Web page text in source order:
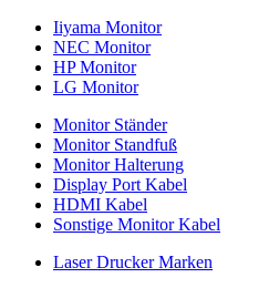
Iiyama Monitor
NEC Monitor
HP Monitor
LG Monitor
Monitor Ständer
Monitor Standfuß
Monitor Halterung
Display Port Kabel
HDMI Kabel
Sonstige Monitor Kabel
Laser Drucker Marken